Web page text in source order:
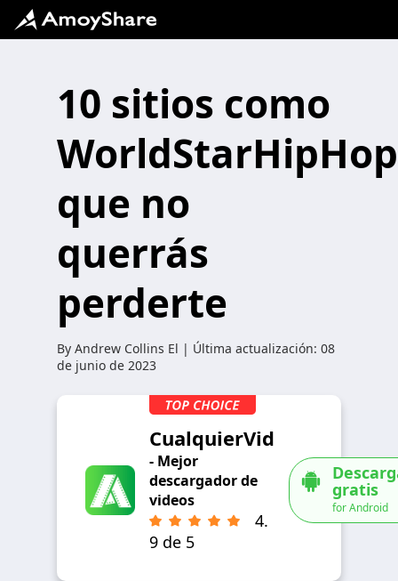
10 sitios como
WorldStarHipHop
que no
querrás
perderte
By Andrew Collins El | Última actualización: 08
de junio de 2023
CualquierVid
- Mejor
descargador de
videos
4.
9 de 5
gratis
for Android